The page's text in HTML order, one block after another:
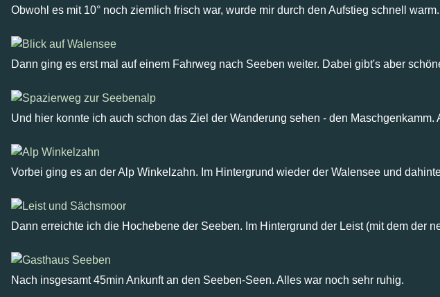
Obwohl es mit 10° noch ziemlich frisch war, wurde mir durch den Aufstieg schnell
Dann ging es erst mal auf einem Fahrweg nach Seeben weiter. Dabei gibt's aber
Und hier konnte ich auch schon das Ziel der Wanderung sehen - den
Vorbei ging es an der Alp Winkelzahn. Im Hintergrund wieder der Walensee und
Dann erreichte ich die Hochebene der Seeben. Im Hintergrund der Leist (mit dem der
Nach insgesamt 45min Ankunft an den Seeben-Seen. Alles war noch sehr ruhig.